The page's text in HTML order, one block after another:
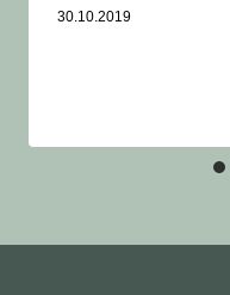
30.10.2019